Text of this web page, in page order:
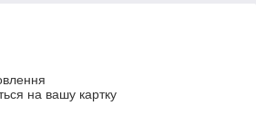
на вашу картку